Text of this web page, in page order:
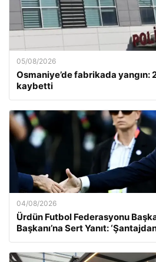
05/08/2026
Osmaniye’de fabrikada yangın:
kaybetti
04/08/2026
Ürdün Futbol Federasyonu
Başkanı’na Sert Yanıt: